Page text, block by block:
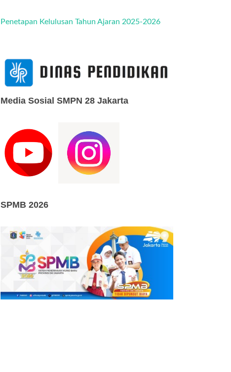
Penetapan Kelulusan Tahun Ajaran 2025-2026
Media Sosial SMPN 28 Jakarta
SPMB 2026